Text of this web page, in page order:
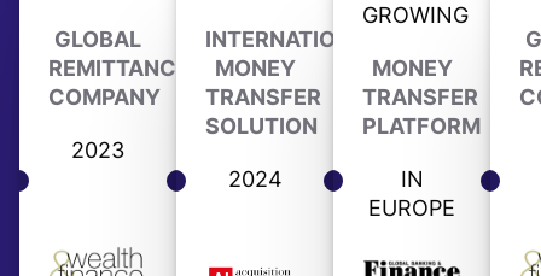
GLOBAL
REMITTANCE
COMPANY
2023
INTERNATIONAL
MONEY
TRANSFER
SOLUTION
2024
GROWING
MONEY
TRANSFER
PLATFORM
IN
EUROPE